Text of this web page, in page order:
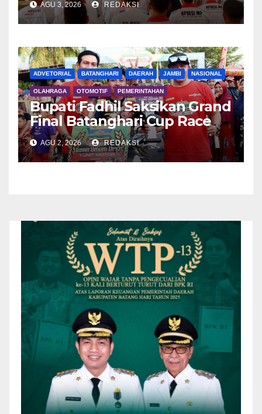
AGU 3, 2026 REDAKSI
ADVETORIAL BATANGHARI DAERAH JAMBI NASIONAL
OLAHRAGA OTOMOTIF PEMERINTAHAN
Bupati Fadhil Saksikan Grand
Final Batanghari Cup Race
2026
AGU 2, 2026 REDAKSI